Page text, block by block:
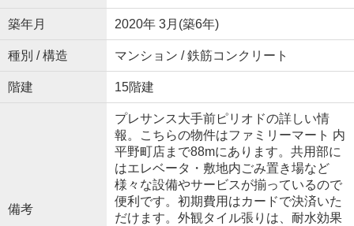
築年月 2020年 3月(築6年)
種別 / 構造 マンション / 鉄筋コンクリート
階建 15階建
備考
プレサンス大手前ピリオドの詳しい情
報。こちらの物件はファミリーマート 内
平野町店まで88mにあります。共用部に
はエレベータ・敷地内ごみ置き場など
様々な設備やサービスが揃っているので
便利です。初期費用はカードで決済いた
だけます。外観タイル張りは、耐水効果